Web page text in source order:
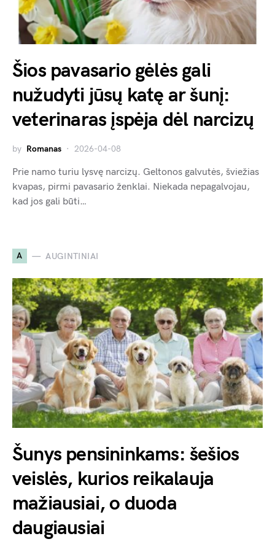
Šios pavasario gėlės gali
nužudyti jūsų katę ar šunį:
veterinaras įspėja dėl narcizų
by Romanas 2026-04-08
Prie namo turiu lysvę narcizų. Geltonos galvutės, šviežias
kvapas, pirmi pavasario ženklai. Niekada nepagalvojau,
kad jos gali būti…
A AUGINTINIAI
Šunys pensininkams: šešios
veislės, kurios reikalauja
mažiausiai, o duoda
daugiausiai